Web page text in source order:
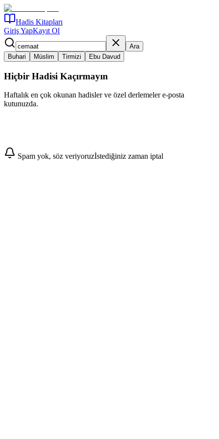
Hadis Kitapları
Giriş YapKayıt Ol
Ara
Buhari
Müslim Tirmizi Ebu Davud
Hiçbir Hadisi Kaçırmayın
Haftalık en çok okunan hadisler ve özel derlemeler e-posta
kutunuzda.
Abone Ol
Spam yok, söz veriyoruzİstediğiniz zaman iptal